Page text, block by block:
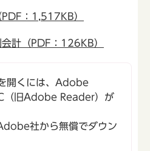
：1,517KB）
計（PDF：126KB）
開くには、Adobe
旧Adobe Reader）が
社から無償でダウン